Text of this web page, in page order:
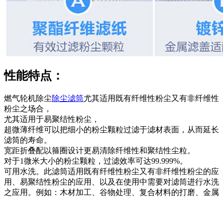
性能特点：
燃气轮机除尘除尘滤筒尤其适用既有纤维性粉尘又有非纤维性
粉尘之场合，
尤其适用于易聚结性粉尘，
超微薄纤维可以把细小的粉尘颗粒过滤于滤材表面，从而延长
滤筒的寿命。
宽距折叠配以箍圈设计更易清除纤维性和聚结性尘粒。
对于1微米大小的粉尘颗粒，过滤效率可达99.999%。
可用水洗。此滤筒适用既有纤维性粉尘又有非纤维性粉尘的应
用、易聚结性粉尘的应用、以及在使用中需要对滤筒进行水洗
之应用。例如：木材加工、谷物处理、复合材料的打磨、金属